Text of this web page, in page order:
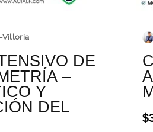
Villoria
DE
–
Y
DEL